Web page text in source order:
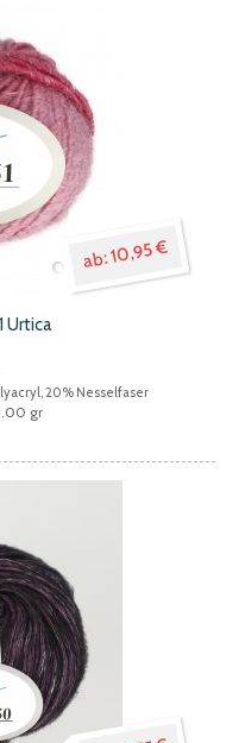
10,95 €
Urtica
20% Nesselfaser
gr